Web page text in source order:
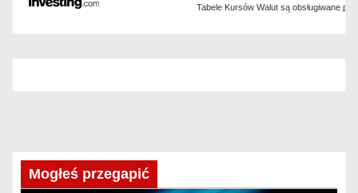
Tabele Kursów Walut są obsługiwane
Mogłeś przegapić